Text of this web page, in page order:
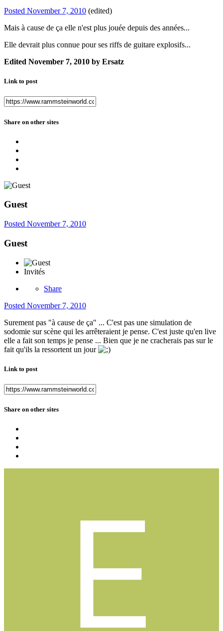
Posted November 7, 2010 (edited)
Mais à cause de ça elle n'est plus jouée depuis des années...
Elle devrait plus connue pour ses riffs de guitare explosifs...
Edited November 7, 2010 by Ersatz
Link to post
Share on other sites
Guest
Posted November 7, 2010
Guest
Invités
Share
Posted November 7, 2010
Surement pas "à cause de ça" ... C'est pas une simulation de
sodomie sur scène qui les arrêteraient je pense. C'est juste qu'en live
elle a fait son temps je pense ... Bien que je ne cracherais pas sur le
fait qu'ils la ressortent un jour
Link to post
Share on other sites